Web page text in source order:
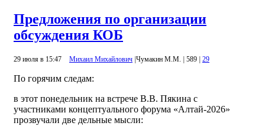
Предложения по организации
обсуждения КОБ
29 июля в 15:47 Михаил Михайлович Чумакин М.М. 589 29
По горячим следам:
в этот понедельник на встрече В.В. Пякина с
участниками концептуального форума «Алтай-2026»
прозвучали две дельные мысли: